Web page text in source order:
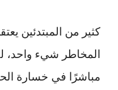
كثير من المبتدئين
المخاطر شيء واحد،
مباشرًا في خسارة